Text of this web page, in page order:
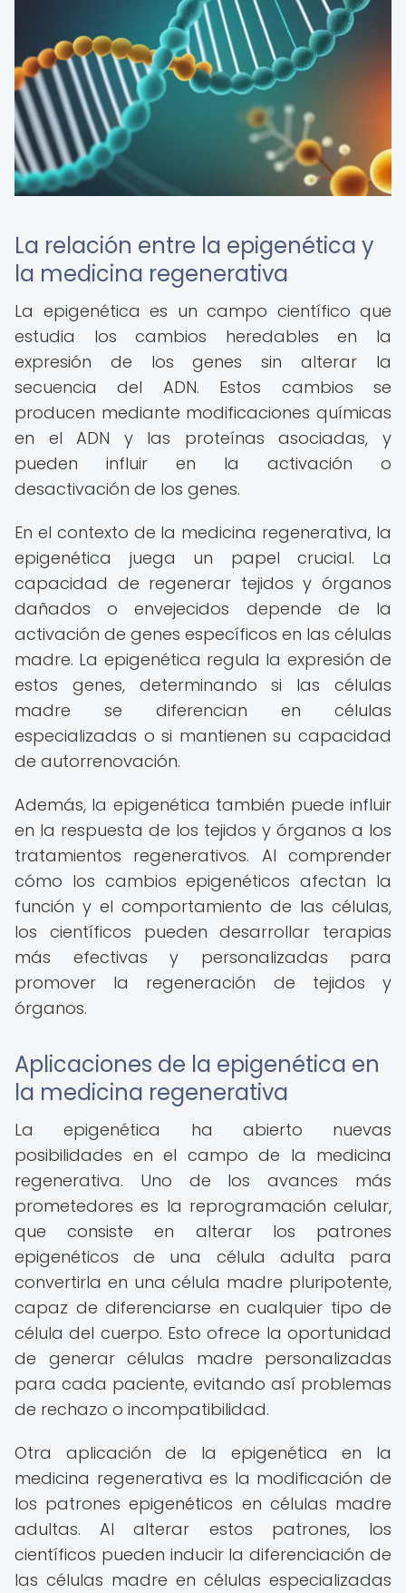
La relación entre la epigenética y
la medicina regenerativa
La epigenética es un campo científico que
estudia los cambios heredables en la
expresión de los genes sin alterar la
secuencia del ADN. Estos cambios se
producen mediante modificaciones químicas
en el ADN y las proteínas asociadas, y
pueden influir en la activación o
desactivación de los genes.
En el contexto de la medicina regenerativa, la
epigenética juega un papel crucial. La
capacidad de regenerar tejidos y órganos
dañados o envejecidos depende de la
activación de genes específicos en las células
madre. La epigenética regula la expresión de
estos genes, determinando si las células
madre se diferencian en células
especializadas o si mantienen su capacidad
de autorrenovación.
Además, la epigenética también puede influir
en la respuesta de los tejidos y órganos a los
tratamientos regenerativos. Al comprender
cómo los cambios epigenéticos afectan la
función y el comportamiento de las células,
los científicos pueden desarrollar terapias
más efectivas y personalizadas para
promover la regeneración de tejidos y
órganos.
Aplicaciones de la epigenética en
la medicina regenerativa
La epigenética ha abierto nuevas
posibilidades en el campo de la medicina
regenerativa. Uno de los avances más
prometedores es la reprogramación celular,
que consiste en alterar los patrones
epigenéticos de una célula adulta para
convertirla en una célula madre pluripotente,
capaz de diferenciarse en cualquier tipo de
célula del cuerpo. Esto ofrece la oportunidad
de generar células madre personalizadas
para cada paciente, evitando así problemas
de rechazo o incompatibilidad.
Otra aplicación de la epigenética en la
medicina regenerativa es la modificación de
los patrones epigenéticos en células madre
adultas. Al alterar estos patrones, los
científicos pueden inducir la diferenciación de
las células madre en células especializadas